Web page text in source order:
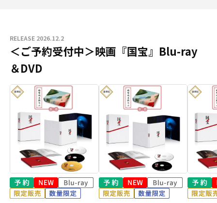
RELEASE 2026.12.2
＜ご予約受付中＞映画『国宝』Blu-ray
＆DVD